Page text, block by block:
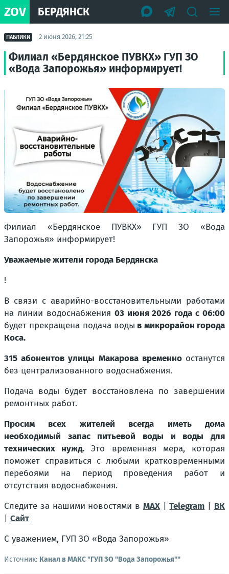
ZOV БЕРДЯНСК
ПАБЛИКИ 2 июня 2026, 21:25
Филиал «Бердянское ПУВКХ» ГУП ЗО
«Вода Запорожья» информирует!
Филиал «Бердянское ПУВКХ» ГУП ЗО «Вода
Запорожья» информирует!
Уважаемые жители города Бердянска
!
В связи с аварийно-восстановительными работами
на линии водоснабжения 03 июня 2026 года с 06:00
будет прекращена подача воды в микрорайон города
Коса.
315 абонентов улицы Макарова временно останутся
без централизованного водоснабжения.
Подача воды будет восстановлена по завершении
ремонтных работ.
Просим всех жителей всегда иметь дома
необходимый запас питьевой воды и воды для
технических нужд. Это временная мера, которая
поможет справиться с любыми кратковременными
перебоями на период проведения работ и
отсутствия водоснабжения.
Следите за нашими новостями в MAX|Telegram | ВК
| Сайт
С уважением, ГУП ЗО «Вода Запорожья»
Источник: Канал в МАКС "ГУП ЗО "Вода Запорожья""